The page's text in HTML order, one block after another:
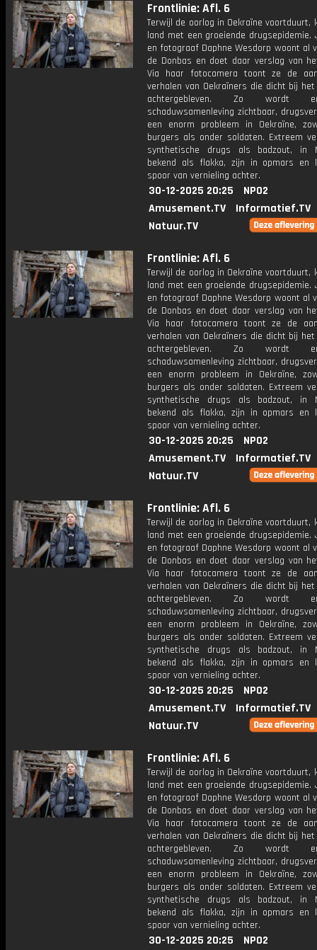
Frontlinie: Afl. 6
Terwijl de oorlog in Oekraïne voortduurt,
land met een groeiende drugsepidemie.
en fotograaf Daphne Wesdorp woont al
de Donbas en doet daar verslag van
Via haar fotocamera toont ze de
verhalen van Oekraïners die dicht bij
achtergebleven. Zo wordt
schaduwsamenleving zichtbaar,
een enorm probleem in Oekraïne,
burgers als onder soldaten. Extreem
synthetische drugs als badzout, in
bekend als flakka, zijn in opmars en
spoor van vernieling achter.
30-12-2025 20:25
NPO2
Amusement.TV
Informatief.TV
Natuur.TV
Frontlinie: Afl. 6
Terwijl de oorlog in Oekraïne voortduurt,
land met een groeiende drugsepidemie.
en fotograaf Daphne Wesdorp woont al
de Donbas en doet daar verslag van
Via haar fotocamera toont ze de
verhalen van Oekraïners die dicht bij
achtergebleven. Zo wordt
schaduwsamenleving zichtbaar,
een enorm probleem in Oekraïne,
burgers als onder soldaten. Extreem
synthetische drugs als badzout, in
bekend als flakka, zijn in opmars en
spoor van vernieling achter.
30-12-2025 20:25
NPO2
Amusement.TV
Informatief.TV
Natuur.TV
Frontlinie: Afl. 6
Terwijl de oorlog in Oekraïne voortduurt,
land met een groeiende drugsepidemie.
en fotograaf Daphne Wesdorp woont al
de Donbas en doet daar verslag van
Via haar fotocamera toont ze de
verhalen van Oekraïners die dicht bij
achtergebleven. Zo wordt
schaduwsamenleving zichtbaar,
een enorm probleem in Oekraïne,
burgers als onder soldaten. Extreem
synthetische drugs als badzout, in
bekend als flakka, zijn in opmars en
spoor van vernieling achter.
30-12-2025 20:25
NPO2
Amusement.TV
Informatief.TV
Natuur.TV
Frontlinie: Afl. 6
Terwijl de oorlog in Oekraïne voortduurt,
land met een groeiende drugsepidemie.
en fotograaf Daphne Wesdorp woont al
de Donbas en doet daar verslag van
Via haar fotocamera toont ze de
verhalen van Oekraïners die dicht bij
achtergebleven. Zo wordt
schaduwsamenleving zichtbaar,
een enorm probleem in Oekraïne,
burgers als onder soldaten. Extreem
synthetische drugs als badzout, in
bekend als flakka, zijn in opmars en
spoor van vernieling achter.
30-12-2025 20:25
NPO2